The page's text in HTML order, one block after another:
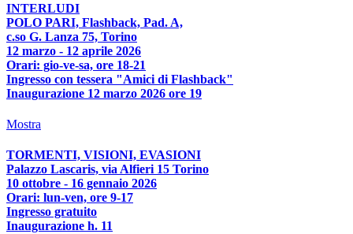
INTERLUDI
POLO PARI, Flashback, Pad. A,
c.so G. Lanza 75, Torino
12 marzo - 12 aprile 2026
Orari: gio-ve-sa, ore 18-21
Ingresso con tessera "Amici di Flashback"
Inaugurazione 12 marzo 2026 ore 19
Mostra
TORMENTI, VISIONI, EVASIONI
Palazzo Lascaris, via Alfieri 15 Torino
10 ottobre - 16 gennaio 2026
Orari: lun-ven, ore 9-17
Ingresso gratuito
Inaugurazione h. 11